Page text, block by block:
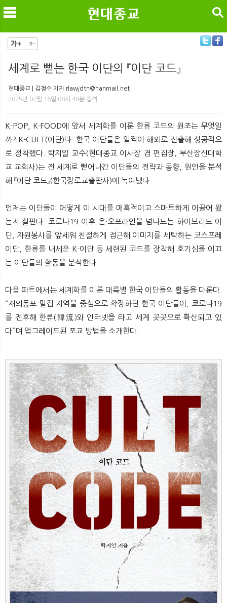
뉴 색
검색
세계로 뻗는 한국 이단의 『이단 코드』
현대종교 | 김정수 기자 rlawjdtn@hanmail.net
2025년 07월 16일 08시 48분 입력
K-POP, K-FOOD에 앞서 세계화를 이룬 한류 코드의 원조는 무엇일
까? K-CULT(이단)다. 한국 이단들은 일찍이 해외로 진출해 성공적으
로 정착했다. 탁지일 교수(현대종교 이사장 겸 편집장, 부산장신대학
교 교회사)는 전 세계로 뻗어나간 이단들의 전략과 동향, 원인을 분석
해 『이단 코드』(한국장로교출판사)에 녹여냈다.
먼저는 이단들이 어떻게 이 시대를 매혹적이고 스마트하게 이끌어 왔
는지 살핀다. 코로나19 이후 온·오프라인을 넘나드는 하이브리드 이
단, 자원봉사를 앞세워 친절하게 접근해 이미지를 세탁하는 코스프레
이단, 한류를 내세운 K-이단 등 세련된 코드를 장착해 호기심을 이끄
는 이단들의 활동을 분석한다.
다음 파트에서는 세계화를 이룬 대륙별 한국 이단들의 활동을 다룬다.
“재외동포 밀집 지역을 중심으로 확장하던 한국 이단들이, 코로나19
를 전후해 한류(韓流)와 인터넷을 타고 세계 곳곳으로 확산되고 있
다”며 업그레이드된 포교 방법을 소개한다.